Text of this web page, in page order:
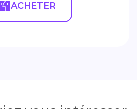
ACHETER